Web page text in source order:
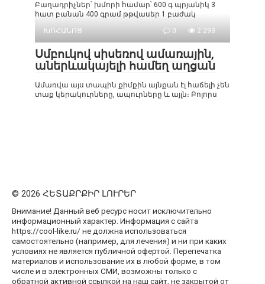
Բաղադրիչներ՝ խմորի համար՝ 600 գ պրյանիկ 3
հատ բանան 400 գրամ թթվասեր 1 բաժակ
ԽՈՀԱՆՈՑ
0 2 293
Սմբուկով սիսեռով ամառային,
աներևակայելի համեղ աղցան
Ամառվա այս տապին քիմքին այնքան էլ հաճելի չեն
տաք կերակուրները, ապուրները և այլն։ Բոլորս
© 2026 ՀԵՏԱՔՐՔԻՐ ԼՈՒՐԵՐ
Внимание! Данный веб ресурс носит исключительно
информационный характер. Информация с сайта
https://cool-like.ru/ не должна использоваться
самостоятельно (например, для лечения) и ни при каких
условиях не является публичной офертой. Перепечатка
материалов и использование их в любой форме, в том
числе и в электронных СМИ, возможны только с
обратной активной ссылкой на наш сайт, не закрытой от